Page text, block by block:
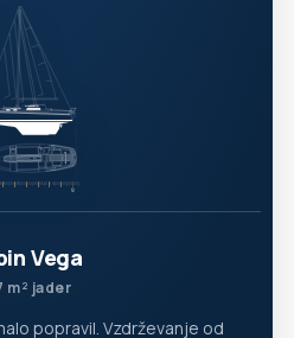
Vega
m² jader
popravil. Vzdrževanje od